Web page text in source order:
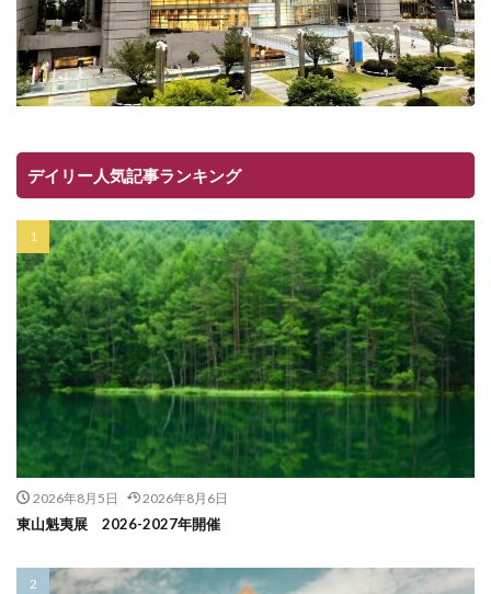
デイリー人気記事ランキング
2026年8月5日 2026年8月6日
東山魁夷展 2026-2027年開催